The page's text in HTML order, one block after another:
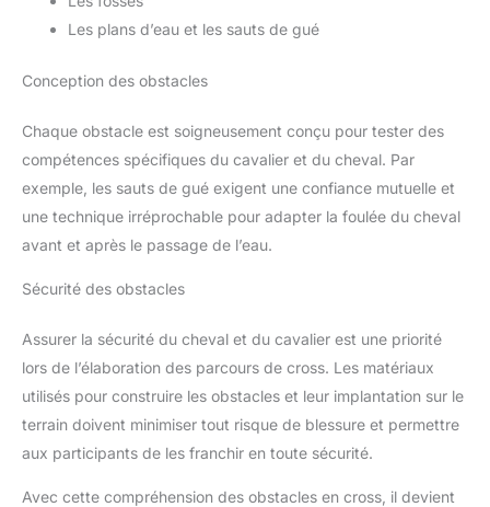
Les plans d’eau et les sauts de gué
Conception des obstacles
Chaque obstacle est soigneusement conçu pour tester des
compétences spécifiques du cavalier et du cheval. Par
exemple, les sauts de gué exigent une confiance mutuelle et
une technique irréprochable pour adapter la foulée du cheval
avant et après le passage de l’eau.
Sécurité des obstacles
Assurer la sécurité du cheval et du cavalier est une priorité
lors de l’élaboration des parcours de cross. Les matériaux
utilisés pour construire les obstacles et leur implantation sur le
terrain doivent minimiser tout risque de blessure et permettre
aux participants de les franchir en toute sécurité.
Avec cette compréhension des obstacles en cross, il devient